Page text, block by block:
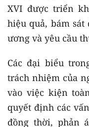
XVI được triển
hiệu quả, bám
ương và yêu cầu
Các đại biểu
trách nhiệm của
vào việc kiện
quyết định các
đồng thời, phản